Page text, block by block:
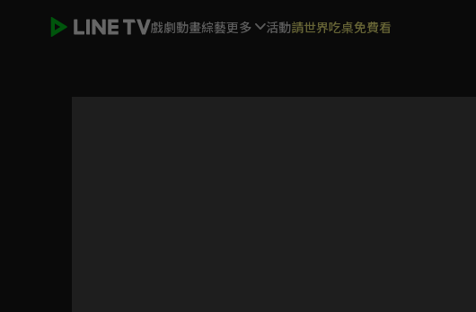
戲劇動畫綜藝更多 活動請世界吃桌免費看